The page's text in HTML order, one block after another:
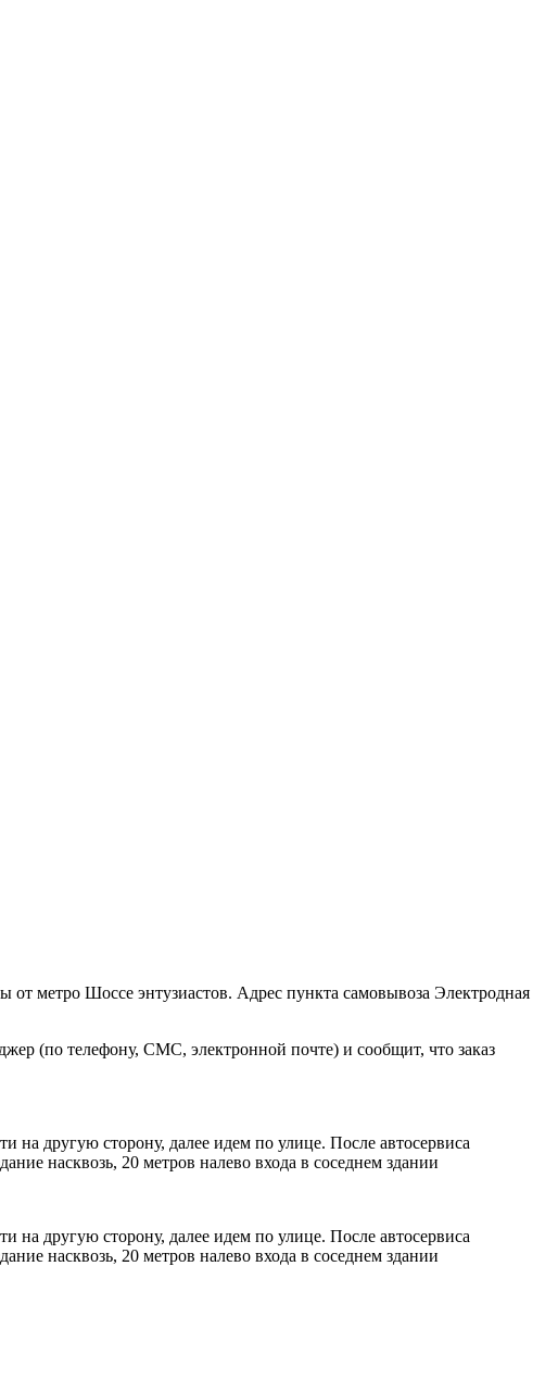
метро Шоссе энтузиастов. Адрес пункта самовывоза Электродная
(по телефону, СМС, электронной почте) и сообщит, что заказ
другую сторону, далее идем по улице. После автосервиса
насквозь, 20 метров налево входа в соседнем здании
другую сторону, далее идем по улице. После автосервиса
насквозь, 20 метров налево входа в соседнем здании